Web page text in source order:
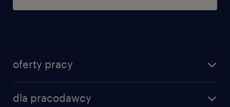
oferty pracy
dla pracodawcy